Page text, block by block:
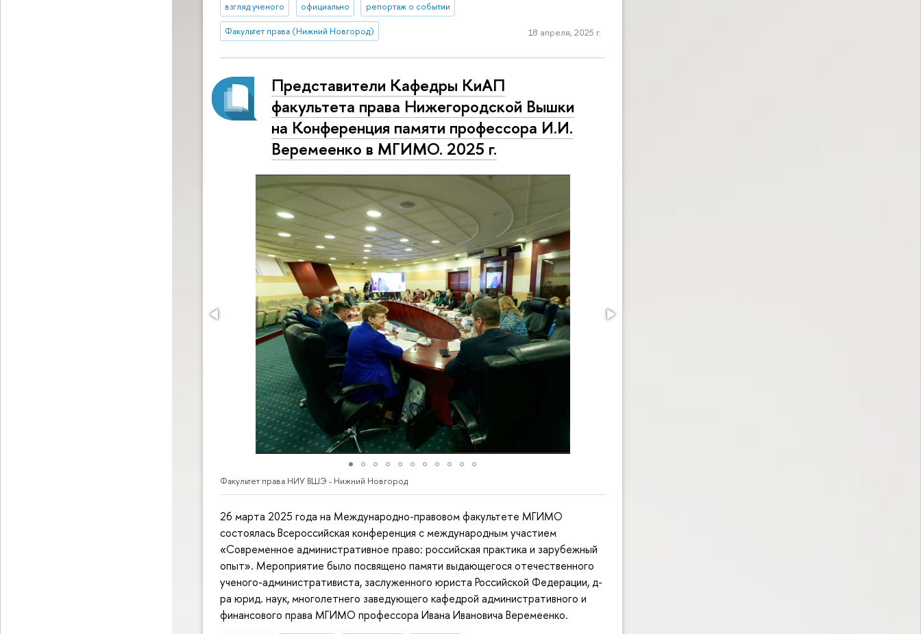
взгляд ученого официально репортаж о событии
Факультет права (Нижний Новгород) 18 апреля, 2025 г.
Представители Кафедры КиАП
факультета права Нижегородской Вышки
на Конференция памяти профессора И.И.
Веремеенко в МГИМО. 2025 г.
Факультет права НИУ ВШЭ - Нижний Новгород
26 марта 2025 года на Международно-правовом факультете МГИМО
состоялась Всероссийская конференция с международным участием
«Современное административное право: российская практика и зарубежный
опыт». Мероприятие было посвящено памяти выдающегося отечественного
ученого-административиста, заслуженного юриста Российской Федерации, д-
ра юрид. наук, многолетнего заведующего кафедрой административного и
финансового права МГИМО профессора Ивана Ивановича Веремеенко.